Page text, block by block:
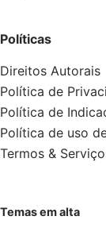
Políticas
Direitos Autorais
Política de
Política de
Política de uso
Termos &
Temas em alta